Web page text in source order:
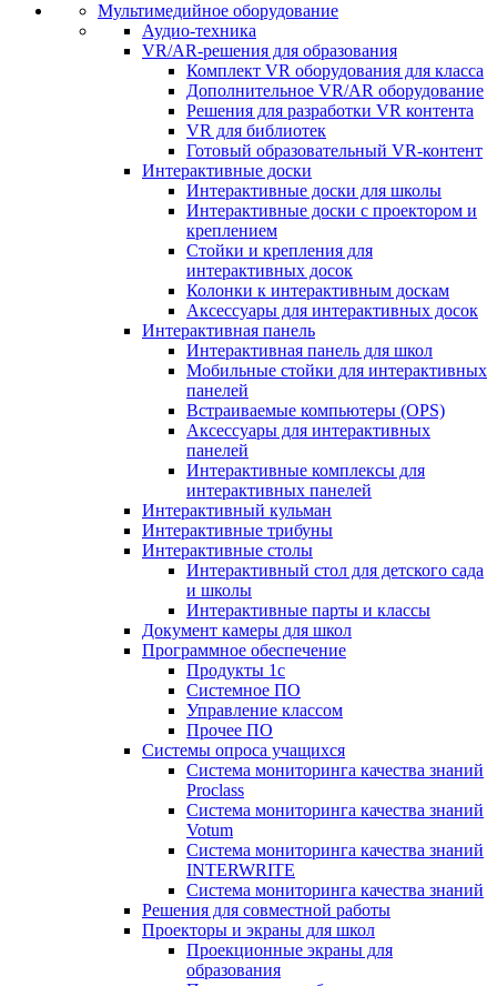
Мультимедийное оборудование
Аудио-техника
VR/AR-решения для образования
Комплект VR оборудования для класса
Дополнительное VR/AR оборудование
Решения для разработки VR контента
VR для библиотек
Готовый образовательный VR-контент
Интерактивные доски
Интерактивные доски для школы
Интерактивные доски с проектором и
креплением
Стойки и крепления для
интерактивных досок
Колонки к интерактивным доскам
Аксессуары для интерактивных досок
Интерактивная панель
Интерактивная панель для школ
Мобильные стойки для интерактивных
панелей
Встраиваемые компьютеры (OPS)
Аксессуары для интерактивных
панелей
Интерактивные комплексы для
интерактивных панелей
Интерактивный кульман
Интерактивные трибуны
Интерактивные столы
Интерактивный стол для детского сада
и школы
Интерактивные парты и классы
Документ камеры для школ
Программное обеспечение
Продукты 1с
Системное ПО
Управление классом
Прочее ПО
Системы опроса учащихся
Система мониторинга качества знаний
Proclass
Система мониторинга качества знаний
Votum
Система мониторинга качества знаний
INTERWRITE
Система мониторинга качества знаний
Решения для совместной работы
Проекторы и экраны для школ
Проекционные экраны для
образования